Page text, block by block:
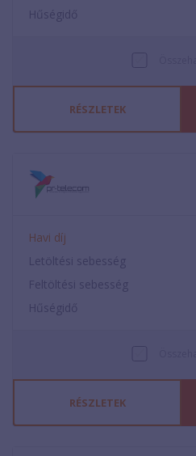
Hűségidő
RÉSZLETEK
Havi díj
Letöltési sebesség
Feltöltési sebesség
Hűségidő
RÉSZLETEK